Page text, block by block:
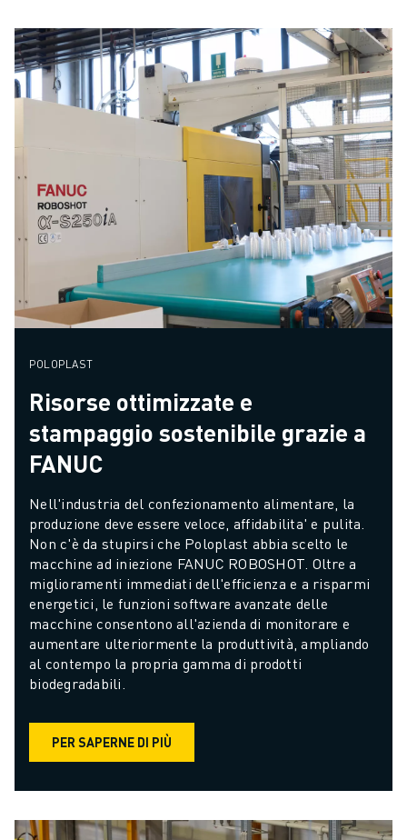
POLOPLAST
Risorse ottimizzate e
stampaggio sostenibile grazie a
FANUC
Nell'industria del confezionamento alimentare, la
produzione deve essere veloce, affidabilita' e pulita.
Non c'è da stupirsi che Poloplast abbia scelto le
macchine ad iniezione FANUC ROBOSHOT. Oltre a
miglioramenti immediati dell'efficienza e a risparmi
energetici, le funzioni software avanzate delle
macchine consentono all'azienda di monitorare e
aumentare ulteriormente la produttività, ampliando
al contempo la propria gamma di prodotti
biodegradabili.
PER SAPERNE DI PIÙ